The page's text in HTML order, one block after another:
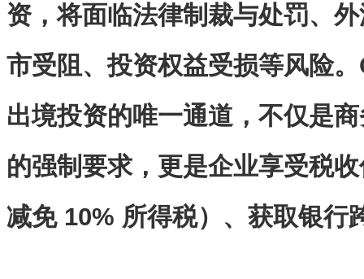
资，将面临法律制裁与处罚、
市受阻、投资权益受损等风险
出境投资的唯一通道，不仅是
的强制要求，更是企业享受税
减免 10% 所得税）、获取银行